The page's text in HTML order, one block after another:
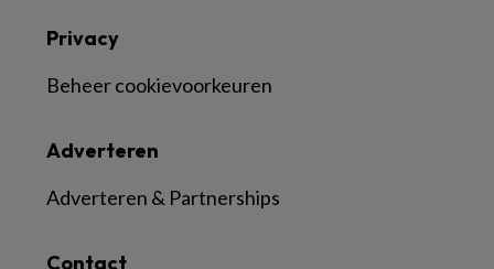
Contact
Adverteren
Adverteren & Partnerships
Privacy
Beheer cookievoorkeuren